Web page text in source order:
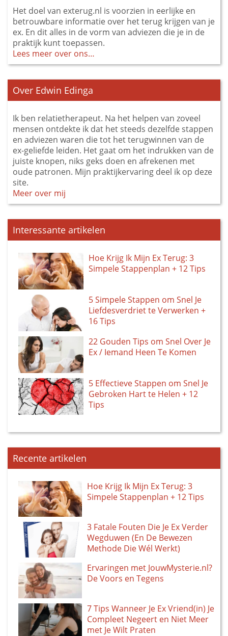
Het doel van exterug.nl is voorzien in eerlijke en
betrouwbare informatie over het terug krijgen van je
ex. En dit alles in de vorm van adviezen die je in de
praktijk kunt toepassen.
Lees meer over ons…
Over Edwin Edinga
Ik ben relatietherapeut. Na het helpen van zoveel
mensen ontdekte ik dat het steeds dezelfde stappen
en adviezen waren die tot het terugwinnen van de
ex-geliefde leiden. Het gaat om het indrukken van de
juiste knopen, niks geks doen en afrekenen met
oude patronen. Mijn praktijkervaring deel ik op deze
site.
Meer over mij
Interessante artikelen
Hoe Krijg Ik Mijn Ex Terug: 3
Simpele Stappenplan + 12 Tips
5 Simpele Stappen om Snel Je
Liefdesverdriet te Verwerken +
16 Tips
22 Gouden Tips om Snel Over Je
Ex / Iemand Heen Te Komen
5 Effectieve Stappen om Snel Je
Gebroken Hart te Helen + 12
Tips
Recente artikelen
Hoe Krijg Ik Mijn Ex Terug: 3
Simpele Stappenplan + 12 Tips
3 Fatale Fouten Die Je Ex Verder
Wegduwen (En De Bewezen
Methode Die Wél Werkt)
Ervaringen met JouwMysterie.nl?
De Voors en Tegens
7 Tips Wanneer Je Ex Vriend(in) Je
Compleet Negeert en Niet Meer
met Je Wilt Praten